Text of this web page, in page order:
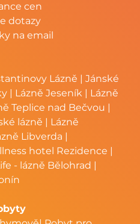
cen
dotazy
na email
Lázně | Jánské
| Lázně Jeseník | Lázně
Teplice nad Bečvou |
lázně | Lázně
Libverda |
hotel Rezidence |
- lázně Bělohrad |